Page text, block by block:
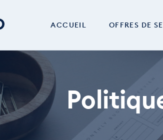
ACCUEIL OFFRES DE